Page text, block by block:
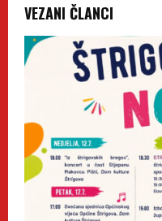
VEZANI ČLANCI